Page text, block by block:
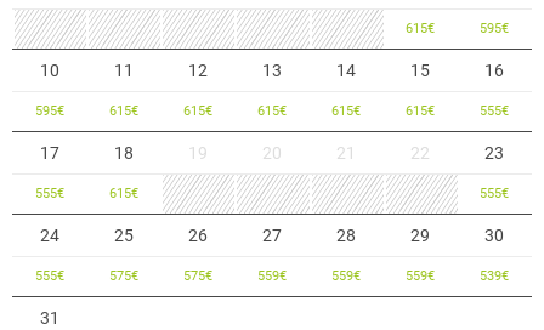
615€ 595€
10
595€
11
615€
12
615€
13
615€
14
615€
15
615€
16
555€
17
555€
18
615€
19 20 21 22 23
555€
24
555€
25
575€
26
575€
27
559€
28
559€
29
559€
30
539€
31